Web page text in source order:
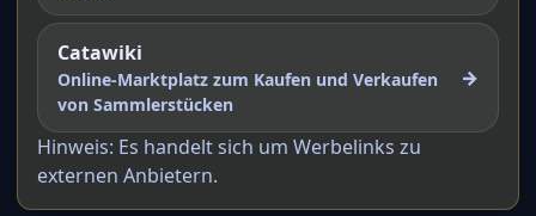
Catawiki
Online-Marktplatz zum Kaufen und Verkaufen
von Sammlerstücken
→
Hinweis: Es handelt sich um Werbelinks zu
externen Anbietern.